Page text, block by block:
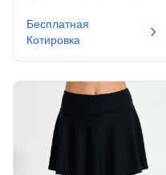
высокой талией для
умеренного контроля
живота.
Бесплатная
Котировка